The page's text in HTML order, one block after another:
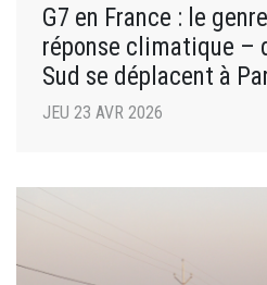
G7 en France : le
réponse climatique –
Sud se déplacent à
JEU 23 AVR 2026